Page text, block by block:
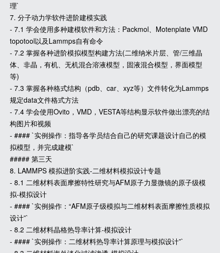
理`
7. 分子动力学软件进阶建模实践
- 7.1 学会使用多种建模软件和方法：Packmol、Motenplate VMD
topotool以及Lammps自有命令
- 7.2 掌握各种进阶模拟模型构建方法(二维纳米片层、管/三维晶
体、非晶，有机、无机混合溶液模型，固液混合模型，界面模型
等)
- 7.3 掌握各种格式结构（pdb、car、xyz等）文件转化为Lammps
规定data文件格式方法
- 7.4 学会使用Ovito，VMD，VESTA等结构显示软件做出漂亮的结
构图片和视频
- #### `实例操作：指导各学员结合自己的研究课题设计自己的模
拟模型，并完成建模`
##### 第三天
8. LAMMPS 模拟进阶实践-二维材料模拟设计专题
- 8.1 二维材料表面摩擦特性研究与AFM原子力显微镜的原子级模
拟-模拟设计
- #### `实例操作：“AFM原子级模拟与二维材料表面摩擦性质模拟
设计”`
- 8.2 二维材料晶格热导率计算-模拟设计
- #### `实例操作：二维材料热导率计算原理与模拟设计”`